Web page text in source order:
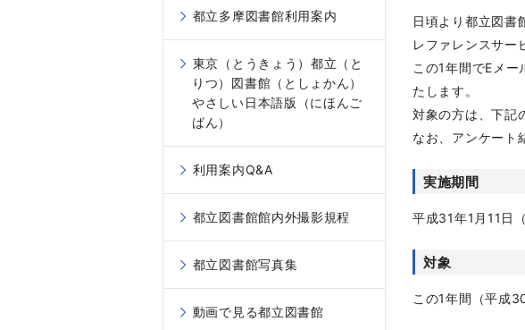
日頃より都立図書
レファレンスサー
この1年間でEメ
たします。
対象の方は、下記
なお、アンケート
実施期間
平成31年1月11日
対象
この1年間（平成
都立多摩図書館利用案内
東京（とうきょう）都立（と
りつ）図書館（としょかん）
やさしい日本語版（にほんご
ばん）
利用案内Q&A
都立図書館館内外撮影規程
都立図書館写真集
動画で見る都立図書館